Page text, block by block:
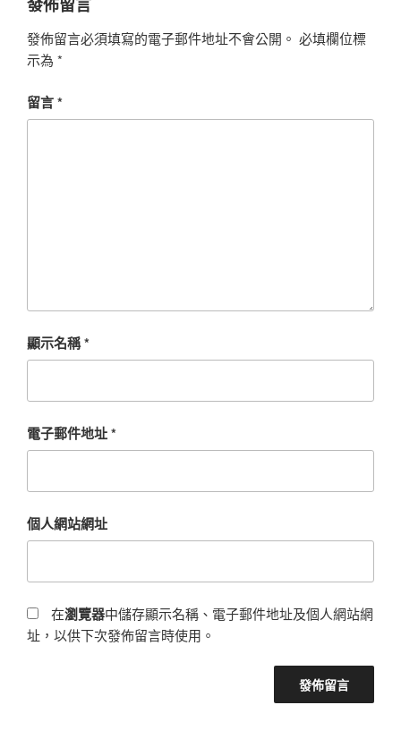
發佈留言必須填寫的電子郵件地址不會公開。 必填欄位標
示為 *
留言*
顯示名稱*
電子郵件地址*
個人網站網址
在瀏覽器中儲存顯示名稱、電子郵件地址及個人網站網
址，以供下次發佈留言時使用。